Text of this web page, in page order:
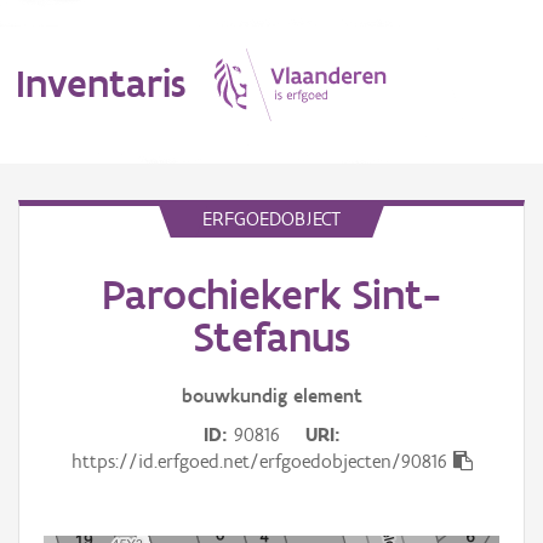
Inventaris
Erfgoedobject
ERFGOEDOBJECT
Parochiekerk Sint-
Stefanus
bouwkundig element
ID 90816
URI
https://id.erfgoed.net/erfgoedobjecten/90816